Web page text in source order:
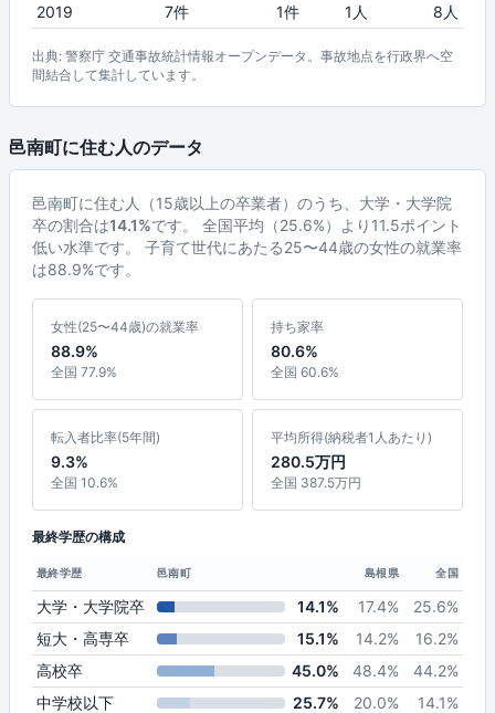
2019
7件 1件 1人 8人
出典: 警察庁 交通事故統計情報オープンデータ。事故地点を行政界へ空
間結合して集計しています。
邑南町に住む人のデータ
邑南町に住む人（15歳以上の卒業者）のうち、大学・大学院
卒の割合は14.1%です。 全国平均（25.6%）より11.5ポイント
低い水準です。 子育て世代にあたる25〜44歳の女性の就業率
は88.9%です。
女性(25〜44歳)の就業率
88.9%
全国 77.9%
持ち家率
80.6%
全国 60.6%
転入者比率(5年間)
9.3%
全国 10.6%
平均所得(納税者1人あたり)
280.5万円
全国 387.5万円
最終学歴の構成
最終学歴 邑南町 島根県 全国
大学・大学院卒 14.1% 17.4%
25.6%
短大・高専卒
15.1% 14.2%
16.2%
高校卒
45.0% 48.4%
44.2%
中学校以下
25.7% 20.0% 14.1%